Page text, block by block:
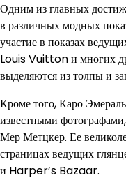
Одним из главных
в различных модных
участие в показах
Louis Vuitton и многих
выделяются из толпы и
Кроме того, Каро
известными
Мер Метцкер. Ее
страницах ведущих
и Harper’s Bazaar.